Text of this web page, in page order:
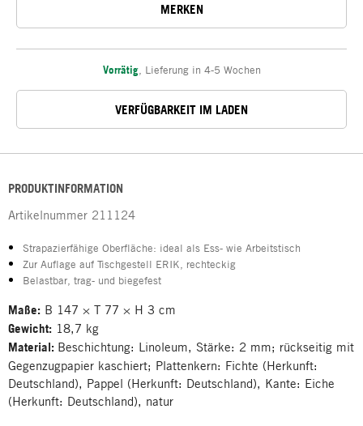
MERKEN
Vorrätig, Lieferung in 4-5 Wochen
VERFÜGBARKEIT IM LADEN
PRODUKTINFORMATION
Artikelnummer 211124
Strapazierfähige Oberfläche: ideal als Ess- wie Arbeitstisch
Zur Auflage auf Tischgestell ERIK, rechteckig
Belastbar, trag- und biegefest
Maße: B 147 × T 77 × H 3 cm
Gewicht: 18,7 kg
Material: Beschichtung: Linoleum, Stärke: 2 mm; rückseitig mit
Gegenzugpapier kaschiert; Plattenkern: Fichte (Herkunft:
Deutschland), Pappel (Herkunft: Deutschland), Kante: Eiche
(Herkunft: Deutschland), natur